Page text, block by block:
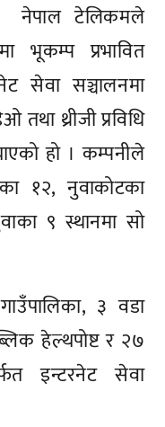
नेपाल टेलिकमले
भूकम्प प्रभावित
सेवा सञ्चालनमा
तथा थ्रीजी प्रविधि
हो । कम्पनीले
१२, नुवाकोटका
९ स्थानमा सो
३ वडा
हेल्थपोष्ट र २७
इन्टरनेट सेवा